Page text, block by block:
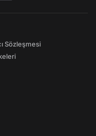
Sözleşmesi